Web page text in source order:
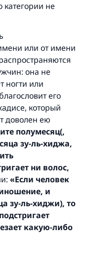
не
или от имени
она не
ногти или
его
который
доволен ею
полумесяц(,
зу-ль-хиджа,
ни волос,
«Если человек
и
зу-ль-хиджи), то
какую-либо
сохранить
ответы Умме
ему и
такая
его»